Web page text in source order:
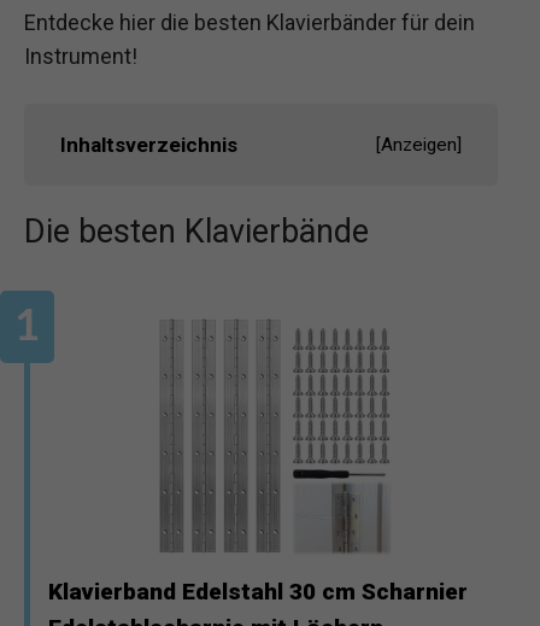
Entdecke hier die besten Klavierbänder für dein
Instrument!
Inhaltsverzeichnis [Anzeigen]
Die besten Klavierbände
Klavierband Edelstahl 30 cm Scharnier